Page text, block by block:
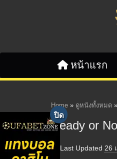
หน้าแรก
Home » ดูหนังทั้งหมด »
Ready or
Last Updated 26